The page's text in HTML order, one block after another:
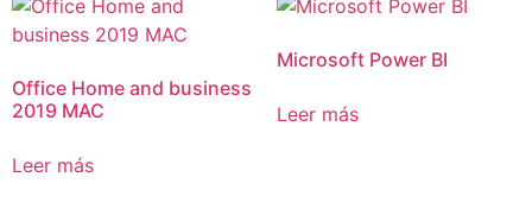
Office Home and business
2019 MAC
Leer más
Microsoft Power BI
Leer más